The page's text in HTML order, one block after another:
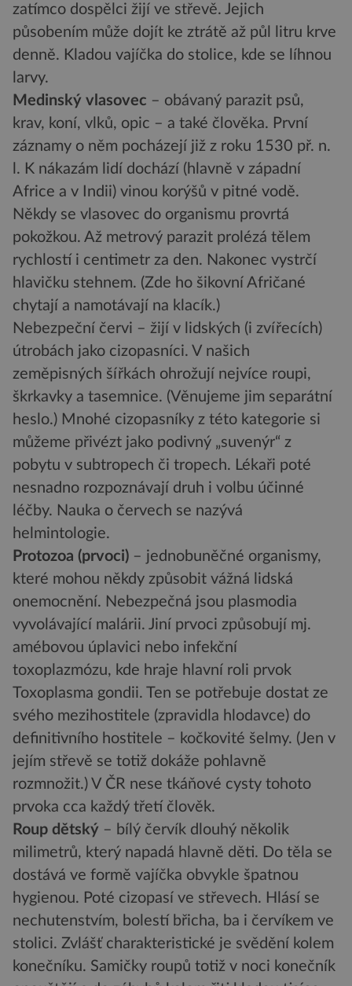
zatímco dospělci žijí ve střevě. Jejich
působením může dojít ke ztrátě až půl litru krve
denně. Kladou vajíčka do stolice, kde se líhnou
larvy.
Medinský vlasovec – obávaný parazit psů,
krav, koní, vlků, opic – a také člověka. První
záznamy o něm pocházejí již z roku 1530 př. n.
l. K nákazám lidí dochází (hlavně v západní
Africe a v Indii) vinou korýšů v pitné vodě.
Někdy se vlasovec do organismu provrtá
pokožkou. Až metrový parazit prolézá tělem
rychlostí i centimetr za den. Nakonec vystrčí
hlavičku stehnem. (Zde ho šikovní Afričané
chytají a namotávají na klacík.)
Nebezpeční červi – žijí v lidských (i zvířecích)
útrobách jako cizopasníci. V našich
zeměpisných šířkách ohrožují nejvíce roupi,
škrkavky a tasemnice. (Věnujeme jim separátní
heslo.) Mnohé cizopasníky z této kategorie si
můžeme přivézt jako podivný „suvenýr“ z
pobytu v subtropech či tropech. Lékaři poté
nesnadno rozpoznávají druh i volbu účinné
léčby. Nauka o červech se nazývá
helmintologie.
Protozoa (prvoci) – jednobuněčné organismy,
které mohou někdy způsobit vážná lidská
onemocnění. Nebezpečná jsou plasmodia
vyvolávající malárii. Jiní prvoci způsobují mj.
amébovou úplavici nebo infekční
toxoplazmózu, kde hraje hlavní roli prvok
Toxoplasma gondii. Ten se potřebuje dostat ze
svého mezihostitele (zpravidla hlodavce) do
definitivního hostitele – kočkovité šelmy. (Jen v
jejím střevě se totiž dokáže pohlavně
rozmnožit.) V ČR nese tkáňové cysty tohoto
prvoka cca každý třetí člověk.
Roup dětský – bílý červík dlouhý několik
milimetrů, který napadá hlavně děti. Do těla se
dostává ve formě vajíčka obvykle špatnou
hygienou. Poté cizopasí ve střevech. Hlásí se
nechutenstvím, bolestí břicha, ba i červíkem ve
stolici. Zvlášť charakteristické je svědění kolem
konečníku. Samičky roupů totiž v noci konečník